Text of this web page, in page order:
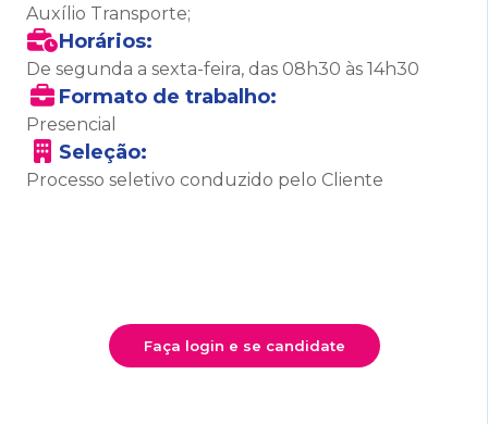
Auxílio Transporte;
Horários:
De segunda a sexta-feira, das 08h30 às 14h30
Formato de trabalho:
Presencial
Seleção:
Processo seletivo conduzido pelo Cliente
Faça login e se candidate